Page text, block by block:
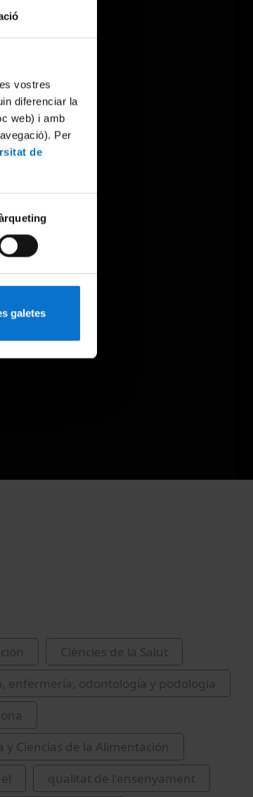
vostres
diferenciar la
web) i amb
Per
de
galetes
Ciències de la Salut
enfermería, odontología y podología
y Ciencias de la Alimentación
qualitat de l'ensenyament